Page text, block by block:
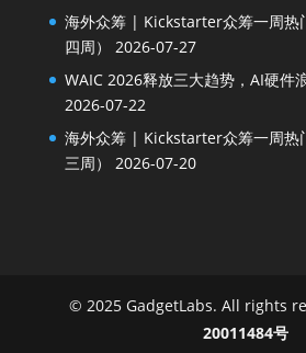
海外众筹 | Kickstarter众筹一周热
四周）
2026-07-27
WAIC 2026释放三大趋势，AI硬件
2026-07-22
海外众筹 | Kickstarter众筹一周热
三周）
2026-07-20
© 2025 GadgetLabs. All rights
20011484号